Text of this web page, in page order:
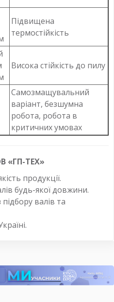
Підвищена
термостійкість
Висока стійкість до пилу
Самозмащувальний
варіант, безшумна
робота, робота в
критичних умовах
«ГП-ТЕХ»
продукції.
будь-якої довжини.
валів та